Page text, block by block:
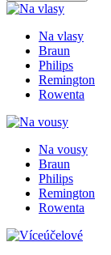
Na vlasy
Braun
Philips
Remington
Rowenta
Na vousy
Braun
Philips
Remington
Rowenta